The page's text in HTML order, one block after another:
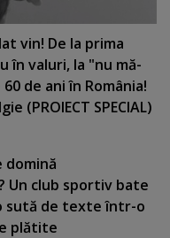
vin! De la prima
în valuri, la "nu mă-
de ani în România!
(PROIECT SPECIAL)
domină
Un club sportiv bate
sută de texte într-o
plătite